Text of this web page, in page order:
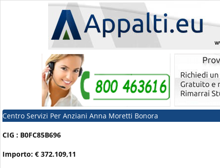
Centro Servizi Per Anziani Anna Moretti Bonora
CIG : B0FC85B696
Importo: € 372.109,11